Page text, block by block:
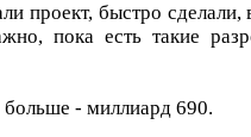
проект, быстро
пока есть такие
- миллиард 690.